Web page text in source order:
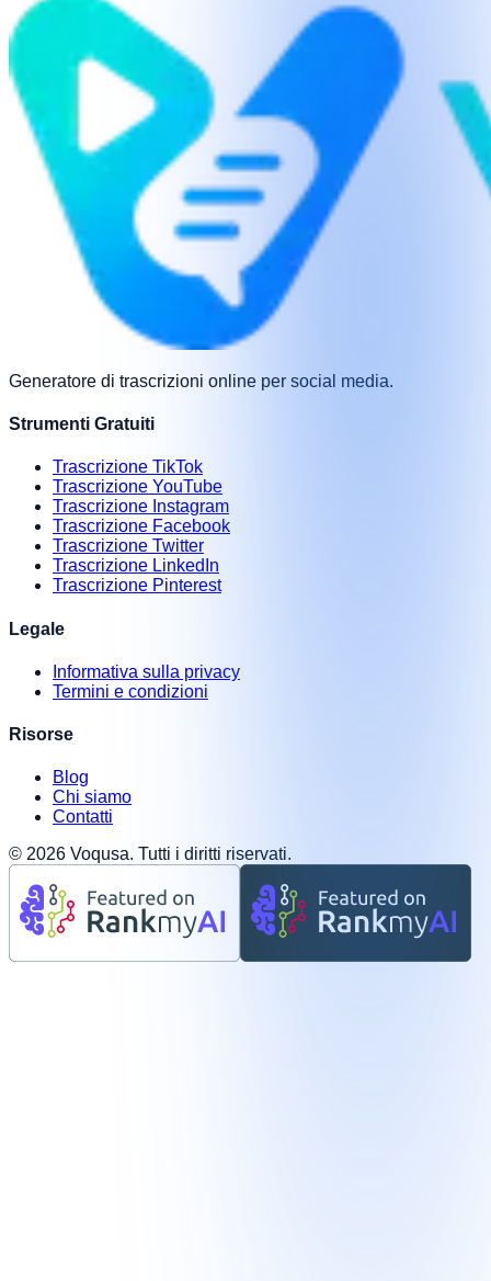
Generatore di trascrizioni online per social media.
Strumenti Gratuiti
Trascrizione TikTok
Trascrizione YouTube
Trascrizione Instagram
Trascrizione Facebook
Trascrizione Twitter
Trascrizione LinkedIn
Trascrizione Pinterest
Legale
Informativa sulla privacy
Termini e condizioni
Risorse
Blog
Chi siamo
Contatti
© 2026 Voqusa. Tutti i diritti riservati.